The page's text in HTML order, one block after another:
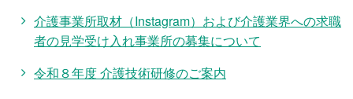
介護事業所取材（Instagram）および介護業界への求職
者の見学受け入れ事業所の募集について
令和８年度 介護技術研修のご案内